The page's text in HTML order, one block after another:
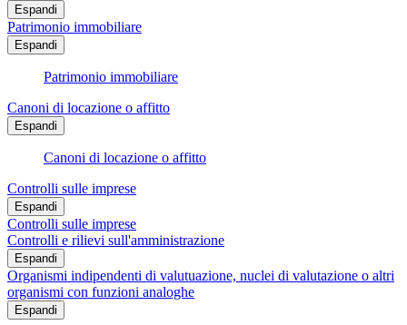
Espandi
Patrimonio immobiliare
Espandi
Patrimonio immobiliare
Canoni di locazione o affitto
Espandi
Canoni di locazione o affitto
Controlli sulle imprese
Espandi
Controlli sulle imprese
Controlli e rilievi sull'amministrazione
Espandi
Organismi indipendenti di valutuazione, nuclei di valutazione o altri
organismi con funzioni analoghe
Espandi